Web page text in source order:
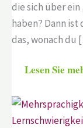
die sich über
haben? Dann
das, wonach du
Lesen Sie